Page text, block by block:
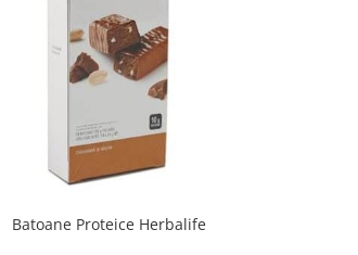
Batoane Proteice Herbalife